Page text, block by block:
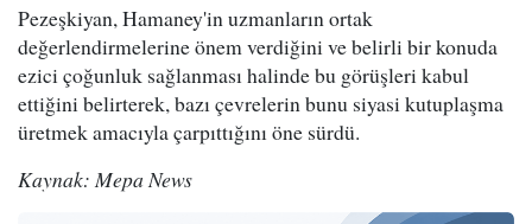
Pezeşkiyan, Hamaney'in uzmanların ortak
değerlendirmelerine önem verdiğini ve belirli bir konuda
ezici çoğunluk sağlanması halinde bu görüşleri kabul
ettiğini belirterek, bazı çevrelerin bunu siyasi kutuplaşma
üretmek amacıyla çarpıttığını öne sürdü.
Kaynak: Mepa News